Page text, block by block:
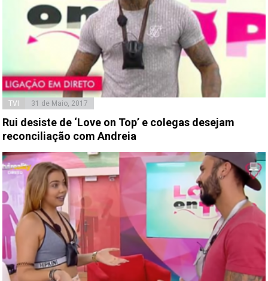
TVI 31 de Maio, 2017
Rui desiste de ‘Love on Top’ e colegas desejam
reconciliação com Andreia